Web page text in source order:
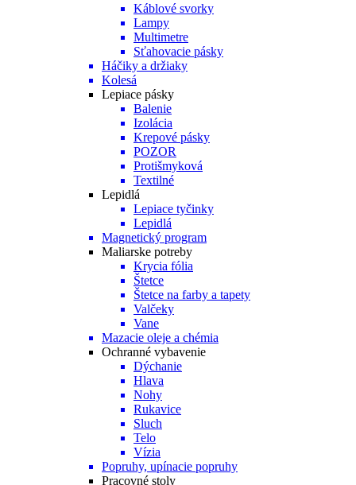
Káblové svorky
Lampy
Multimetre
Sťahovacie pásky
Háčiky a držiaky
Kolesá
Lepiace pásky
Balenie
Izolácia
Krepové pásky
POZOR
Protišmyková
Textilné
Lepidlá
Lepiace tyčinky
Lepidlá
Magnetický program
Maliarske potreby
Krycia fólia
Štetce
Štetce na farby a tapety
Valčeky
Vane
Mazacie oleje a chémia
Ochranné vybavenie
Dýchanie
Hlava
Nohy
Rukavice
Sluch
Telo
Vízia
Popruhy, upínacie popruhy
Pracovné stoly